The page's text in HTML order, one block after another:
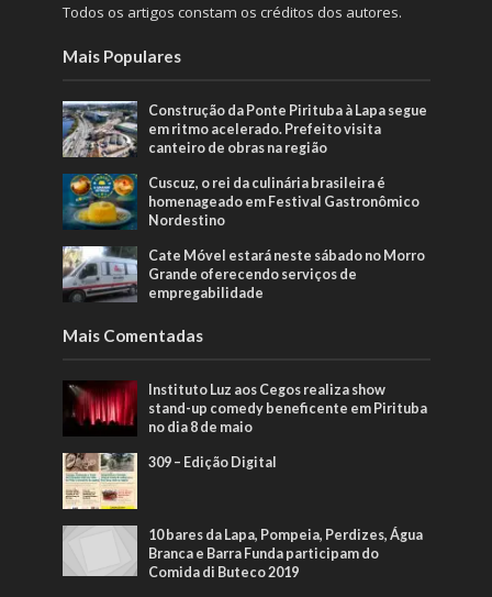
Todos os artigos constam os créditos dos autores.
Mais Populares
Construção da Ponte Pirituba à Lapa segue
em ritmo acelerado. Prefeito visita
canteiro de obras na região
Cuscuz, o rei da culinária brasileira é
homenageado em Festival Gastronômico
Nordestino
Cate Móvel estará neste sábado no Morro
Grande oferecendo serviços de
empregabilidade
Mais Comentadas
Instituto Luz aos Cegos realiza show
stand-up comedy beneficente em Pirituba
no dia 8 de maio
309 – Edição Digital
10 bares da Lapa, Pompeia, Perdizes, Água
Branca e Barra Funda participam do
Comida di Buteco 2019